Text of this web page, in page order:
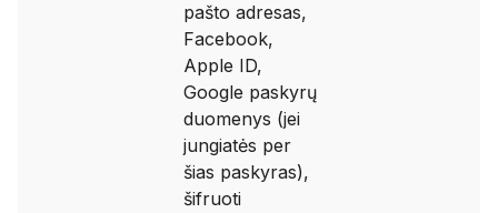
pašto adresas,
Facebook,
Apple ID,
Google paskyrų
duomenys (jei
jungiatės per
šias paskyras),
šifruoti